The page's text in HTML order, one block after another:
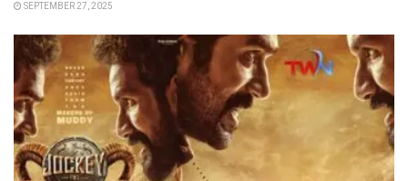
SEPTEMBER 27, 2025